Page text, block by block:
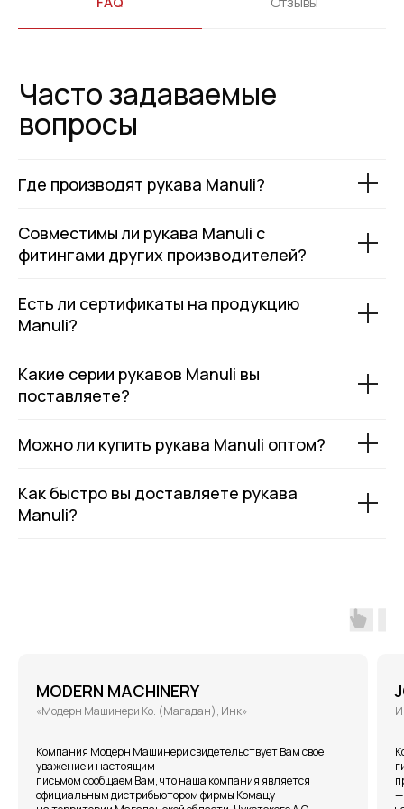
Где производят рукава Manuli?
Совместимы ли рукава Manuli с
фитингами других производителей?
Есть ли сертификаты на продукцию
Manuli?
Какие серии рукавов Manuli вы
поставляете?
Можно ли купить рукава Manuli оптом?
Как быстро вы доставляете рукава
Manuli?
MODERN MACHINERY
«Модерн Машинери Ко. (Магадан), Инк»
Компания Модерн Машинери свидетельствует Вам свое
уважение и настоящим
письмом сообщаем Вам, что наша компания является
официальным дистрибьютором фирмы Комацу
—
Отправить
ИНФОРМАЦИЯ